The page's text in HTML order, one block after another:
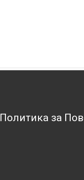
Политика за